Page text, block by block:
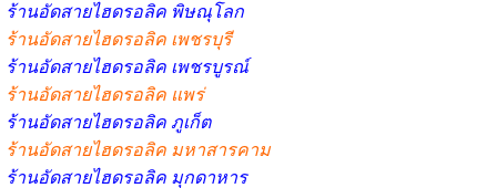
ร้านอัดสายไฮดรอลิค พิษณุโลก
ร้านอัดสายไฮดรอลิค เพชรบุรี
ร้านอัดสายไฮดรอลิค เพชรบูรณ์
ร้านอัดสายไฮดรอลิค แพร่
ร้านอัดสายไฮดรอลิค ภูเก็ต
ร้านอัดสายไฮดรอลิค มหาสารคาม
ร้านอัดสายไฮดรอลิค มุกดาหาร